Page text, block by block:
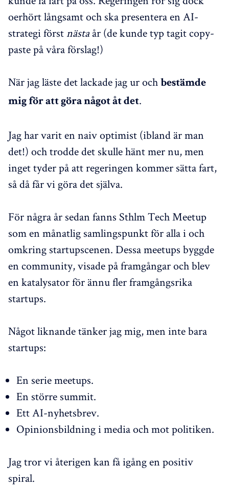
oerhört långsamt och ska presentera en AI-
strategi förstnästa år (de kunde typ tagit copy-
paste på våra förslag!)
När jag läste det lackade jag ur och bestämde
mig för att göra något åt det.
Jag har varit en naiv optimist (ibland är man
det!) och trodde det skulle hänt mer nu, men
inget tyder på att regeringen kommer sätta fart,
så då får vi göra det själva.
För några år sedan fanns Sthlm Tech Meetup
som en månatlig samlingspunkt för alla i och
omkring startupscenen. Dessa meetups byggde
en community, visade på framgångar och blev
en katalysator för ännu fler framgångsrika
startups.
Något liknande tänker jag mig, men inte bara
startups:
En serie meetups.
En större summit.
Ett AI-nyhetsbrev.
Opinionsbildning i media och mot politiken.
Jag tror vi återigen kan få igång en positiv
spiral.